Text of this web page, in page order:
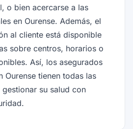
o bien acercarse a las
en Ourense. Además, el
al cliente está disponible
sobre centros, horarios o
Así, los asegurados
Ourense tienen todas las
su salud con